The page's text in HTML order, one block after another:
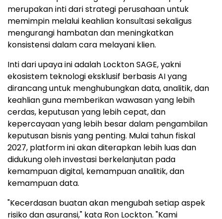
merupakan inti dari strategi perusahaan untuk
memimpin melalui keahlian konsultasi sekaligus
mengurangi hambatan dan meningkatkan
konsistensi dalam cara melayani klien.
Inti dari upaya ini adalah Lockton SAGE, yakni
ekosistem teknologi eksklusif berbasis AI yang
dirancang untuk menghubungkan data, analitik, dan
keahlian guna memberikan wawasan yang lebih
cerdas, keputusan yang lebih cepat, dan
kepercayaan yang lebih besar dalam pengambilan
keputusan bisnis yang penting. Mulai tahun fiskal
2027, platform ini akan diterapkan lebih luas dan
didukung oleh investasi berkelanjutan pada
kemampuan digital, kemampuan analitik, dan
kemampuan data.
"Kecerdasan buatan akan mengubah setiap aspek
risiko dan asuransi," kata Ron Lockton. "Kami